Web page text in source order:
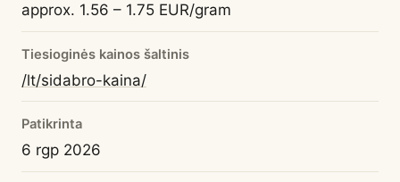
approx. 1.56 – 1.75 EUR/gram
Tiesioginės kainos šaltinis
/lt/sidabro-kaina/
Patikrinta
6 rgp 2026